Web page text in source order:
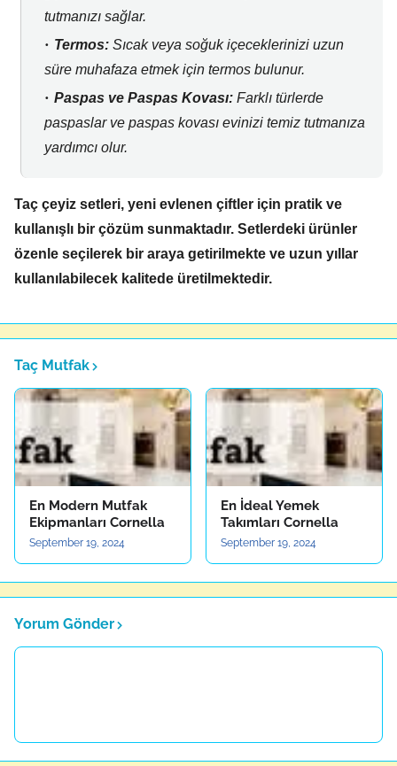
tutmanızı sağlar.
Termos:Sıcak veya soğuk içeceklerinizi uzun
süre muhafaza etmek için termos bulunur.
Paspas ve Paspas Kovası:Farklı türlerde
paspaslar ve paspas kovası evinizi temiz tutmanıza
yardımcı olur.
Taç çeyiz setleri, yeni evlenen çiftler için pratik ve
kullanışlı bir çözüm sunmaktadır. Setlerdeki ürünler
özenle seçilerek bir araya getirilmekte ve uzun yıllar
kullanılabilecek kalitede üretilmektedir.
Taç Mutfak
En Modern Mutfak
Ekipmanları Cornella
September 19, 2024
En İdeal Yemek
Takımları Cornella
September 19, 2024
Yorum Gönder